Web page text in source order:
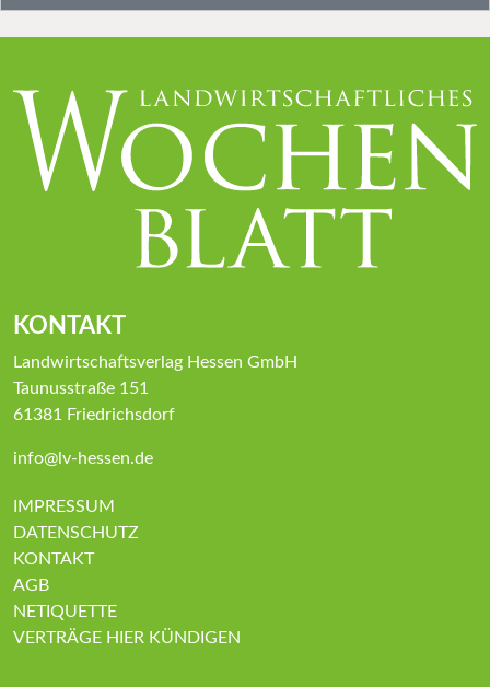
KONTAKT
Landwirtschaftsverlag Hessen GmbH
Taunusstraße 151
61381 Friedrichsdorf
info@lv-hessen.de
IMPRESSUM
DATENSCHUTZ
KONTAKT
AGB
NETIQUETTE
VERTRÄGE HIER KÜNDIGEN